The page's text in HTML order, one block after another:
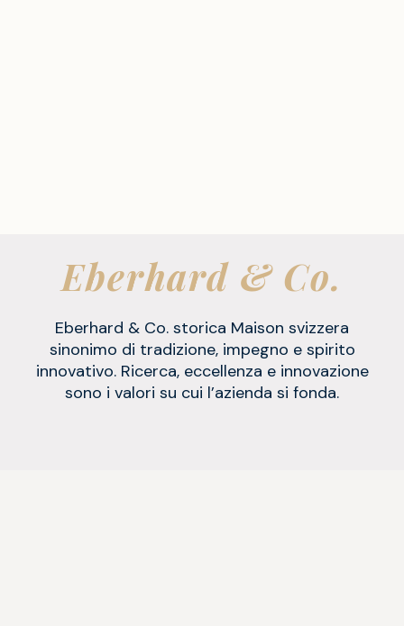
Eberhard & Co.
Eberhard & Co. storica Maison svizzera
sinonimo di tradizione, impegno e spirito
innovativo. Ricerca, eccellenza e innovazione
sono i valori su cui l’azienda si fonda.